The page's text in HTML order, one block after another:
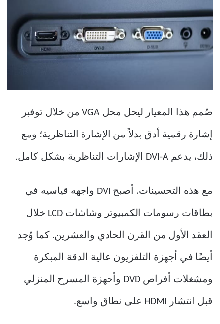
صُمم هذا المعيار ليحل محل VGA من خلال توفير
إشارة رقمية أدق بدلاً من الإشارة التناظرية؛ ومع
ذلك، يدعم DVI-A الإشارات التناظرية بشكل كامل.
مع هذه التحسينات، أصبح DVI واجهة قياسية في
بطاقات رسومات الكمبيوتر وشاشات LCD خلال
العقد الأول من القرن الحادي والعشرين. كما وُجد
أيضًا في أجهزة التلفزيون عالية الدقة المبكرة
ومشغلات أقراص DVD وأجهزة المسرح المنزلي
قبل انتشار HDMI على نطاق واسع.